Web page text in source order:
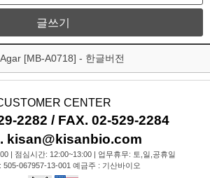
글쓰기
[MB-A0718] - 한글버전
CENTER
2282 / FAX. 02-529-2284
kisan@kisanbio.com
| 점심시간: 12:00~13:00 | 업무휴무: 토,일,공휴일
505-067957-13-001 예금주 : 기산바이오